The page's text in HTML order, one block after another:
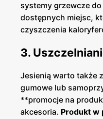
systemy grzewcze
dostępnych miejsc,
czyszczenia
3.
Jesienią warto także
gumowe lub
**promocje na
akcesoria. Produkt w